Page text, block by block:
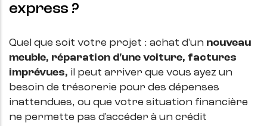
express ?
Quel que soit votre projet : achat d'un nouveau
meuble, réparation d'une voiture, factures
imprévues, il peut arriver que vous ayez un
besoin de trésorerie pour des dépenses
inattendues, ou que votre situation financière
ne permette pas d'accéder à un crédit